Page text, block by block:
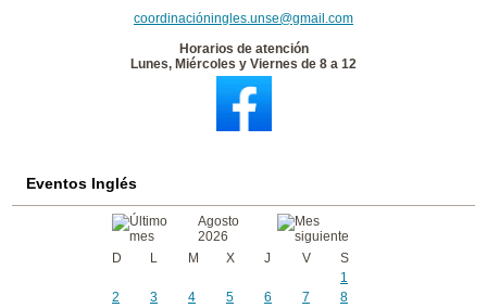
coordinacióningles.unse@gmail.com
Horarios de atención
Lunes, Miércoles y Viernes de 8 a 12
Eventos Inglés
Agosto
2026
D
L M X J V
S
1
2
3 4 5 6 7
8